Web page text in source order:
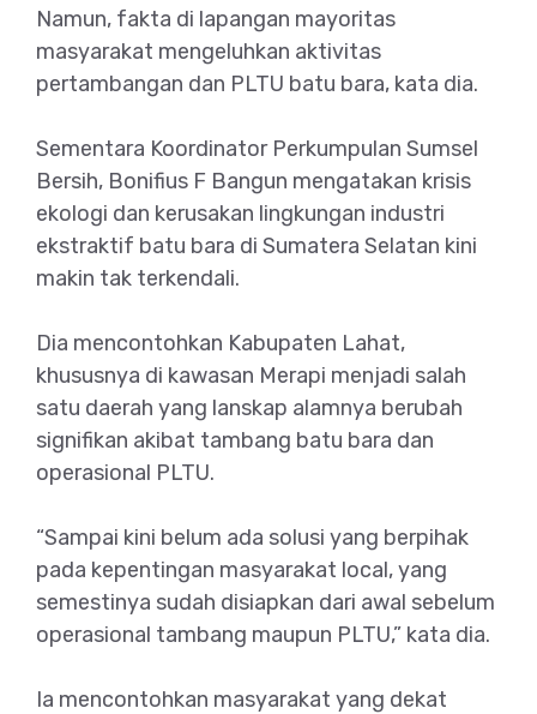
Namun, fakta di lapangan mayoritas
masyarakat mengeluhkan aktivitas
pertambangan dan PLTU batu bara, kata dia.
Sementara Koordinator Perkumpulan Sumsel
Bersih, Bonifius F Bangun mengatakan krisis
ekologi dan kerusakan lingkungan industri
ekstraktif batu bara di Sumatera Selatan kini
makin tak terkendali.
Dia mencontohkan Kabupaten Lahat,
khususnya di kawasan Merapi menjadi salah
satu daerah yang lanskap alamnya berubah
signifikan akibat tambang batu bara dan
operasional PLTU.
“Sampai kini belum ada solusi yang berpihak
pada kepentingan masyarakat local, yang
semestinya sudah disiapkan dari awal sebelum
operasional tambang maupun PLTU,” kata dia.
Ia mencontohkan masyarakat yang dekat